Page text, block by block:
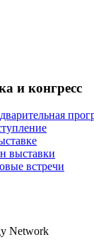
и конгресс
выставки
встречи
Network